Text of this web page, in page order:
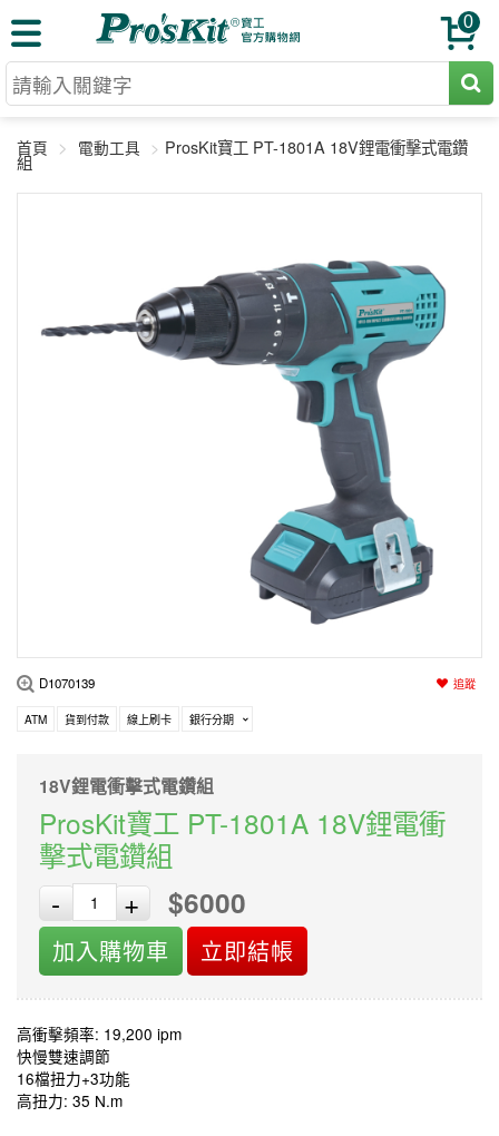
0
壓著鉗
網路壓著鉗
起子工具
手鉗工具
放大工具
精密鑷子
綜合工具
電動工具
電磨/電鑽組
高壓絕緣
周邊配件
烙鐵頭
光纖系列
三用電錶
通訊儀器
環境儀錶
各式鉤錶
驗電筆
A+B 組合
初階款8+
中階款12＋
高階挑戰款
課程教材
編程系列
機器人系列
小賽車系列
報價諮詢
訂單查詢
售後服務
聯絡客服
科玩補件
技術諮詢
舊換新方案
新品上市
工具組合
家用網路
居家修繕
首頁 電動工具 ProsKit寶工 PT-1801A 18V鋰電衝擊式電鑽
組
D1070139 追蹤
ATM 貨到付款 線上刷卡 銀行分期
18V鋰電衝擊式電鑽組
ProsKit寶工 PT-1801A 18V鋰電衝
擊式電鑽組
-
+ $6000
加入購物車 立即結帳
高衝擊頻率: 19,200 ipm
快慢雙速調節
16檔扭力+3功能
高扭力: 35 N.m